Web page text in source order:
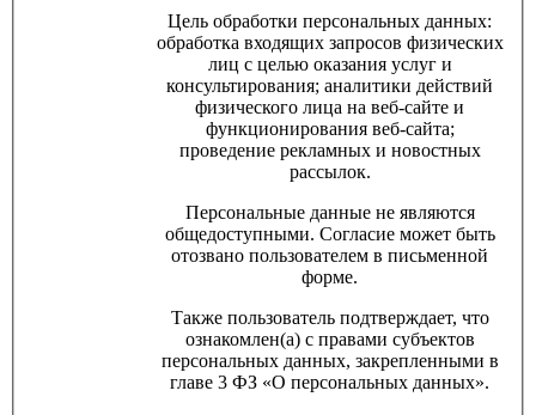
Цель обработки персональных данных:
обработка входящих запросов физических
лиц с целью оказания услуг и
консультирования; аналитики действий
физического лица на веб-сайте и
функционирования веб-сайта;
проведение рекламных и новостных
рассылок.
Персональные данные не являются
общедоступными. Согласие может быть
отозвано пользователем в письменной
форме.
Также пользователь подтверждает, что
ознакомлен(а) с правами субъектов
персональных данных, закрепленными в
главе 3 ФЗ «О персональных данных».